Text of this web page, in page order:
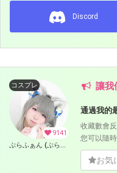
Discord
9141
コスプレ
ぷらふぁん (ぷらっとwolf)
讓我
通過我的
收藏數會
您可以隨
お気